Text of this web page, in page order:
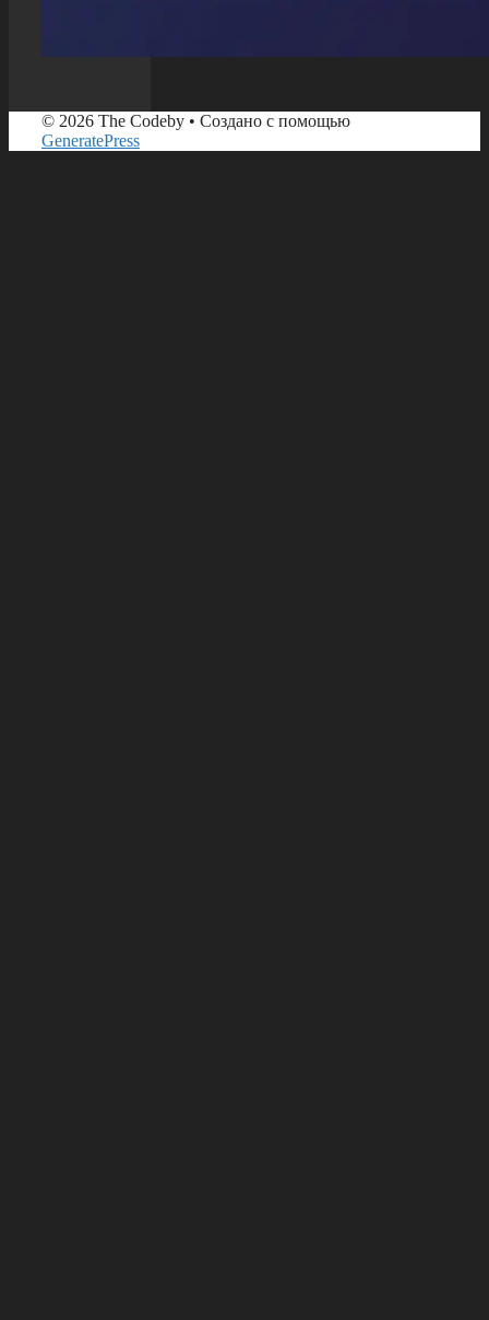
© 2026 The Codeby • Создано с помощью
GeneratePress